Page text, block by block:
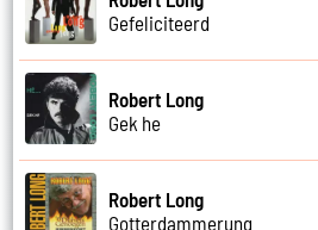
Gefeliciteerd
Robert Long
Gek he
Robert Long
Gotterdammerung